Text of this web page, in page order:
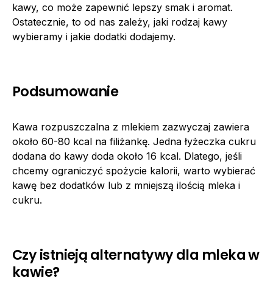
kawy, co może zapewnić lepszy smak i aromat.
Ostatecznie, to od nas zależy, jaki rodzaj kawy
wybieramy i jakie dodatki dodajemy.
Podsumowanie
Kawa rozpuszczalna z mlekiem zazwyczaj zawiera
około 60-80 kcal na filiżankę. Jedna łyżeczka cukru
dodana do kawy doda około 16 kcal. Dlatego, jeśli
chcemy ograniczyć spożycie kalorii, warto wybierać
kawę bez dodatków lub z mniejszą ilością mleka i
cukru.
Czy istnieją alternatywy dla mleka w
kawie?